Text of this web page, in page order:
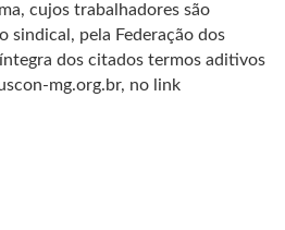
cujos trabalhadores são
sindical, pela Federação dos
dos citados termos aditivos
mg.org.br, no link